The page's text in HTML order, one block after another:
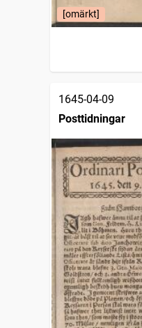
[omärkt]
1645-04-09
Posttidningar